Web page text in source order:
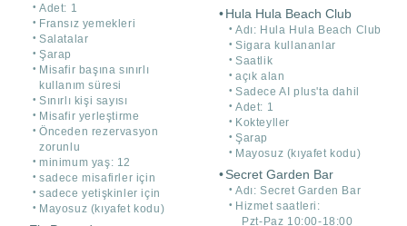
Adet: 1
Fransız yemekleri
Salatalar
Şarap
Misafir başına sınırlı
kullanım süresi
Sınırlı kişi sayısı
Misafir yerleştirme
Önceden rezervasyon
zorunlu
minimum yaş: 12
sadece misafirler için
sadece yetişkinler için
Mayosuz (kıyafet kodu)
Hula Hula Beach Club
Adı: Hula Hula Beach Club
Sigara kullananlar
Saatlik
açık alan
Sadece AI plus'ta dahil
Adet: 1
Kokteyller
Şarap
Mayosuz (kıyafet kodu)
Secret Garden Bar
Adı: Secret Garden Bar
Hizmet saatleri:
Pzt-Paz 10:00-18:00